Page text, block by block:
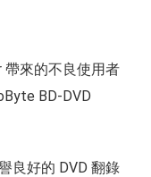
帶來的不良使用者
BD-DVD
良好的 DVD 翻錄